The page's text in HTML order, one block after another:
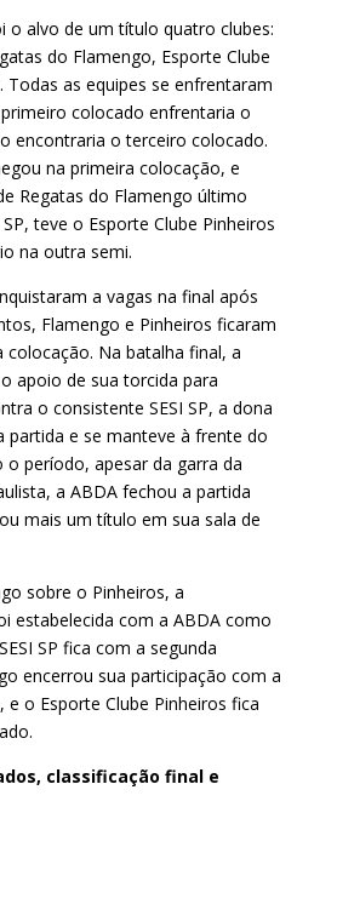
o alvo de um título quatro clubes:
do Flamengo, Esporte Clube
Todas as equipes se enfrentaram
colocado enfrentaria o
encontraria o terceiro colocado.
na primeira colocação, e
Regatas do Flamengo último
teve o Esporte Clube Pinheiros
na outra semi.
a vagas na final após
Flamengo e Pinheiros ficaram
colocação. Na batalha final, a
apoio de sua torcida para
o consistente SESI SP, a dona
partida e se manteve à frente do
período, apesar da garra da
a ABDA fechou a partida
mais um título em sua sala de
sobre o Pinheiros, a
estabelecida com a ABDA como
SP fica com a segunda
encerrou sua participação com a
e o Esporte Clube Pinheiros fica
classificação final e